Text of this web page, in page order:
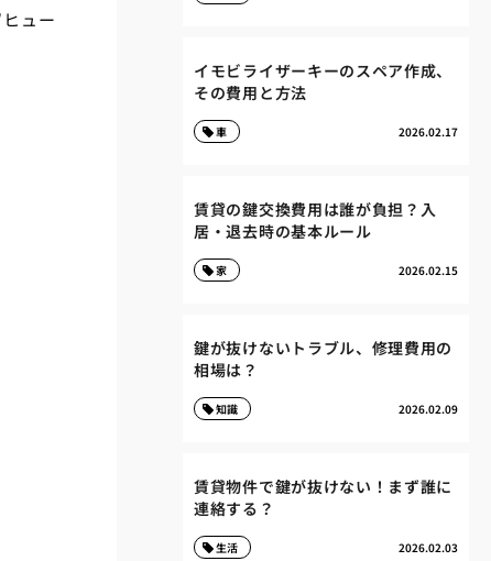
ュー
イモビライザーキーのスペア作成、
その費用と方法
2026.02.17
車
賃貸の鍵交換費用は誰が負担？入
居・退去時の基本ルール
2026.02.15
家
鍵が抜けないトラブル、修理費用の
相場は？
2026.02.09
知識
賃貸物件で鍵が抜けない！まず誰に
連絡する？
2026.02.03
生活